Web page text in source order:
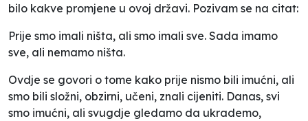
bilo kakve promjene u ovoj državi. Pozivam se na citat:
Prije smo imali ništa, ali smo imali sve. Sada imamo
sve, ali nemamo ništa.
Ovdje se govori o tome kako prije nismo bili imućni, ali
smo bili složni, obzirni, učeni, znali cijeniti. Danas, svi
smo imućni, ali svugdje gledamo da ukrademo,